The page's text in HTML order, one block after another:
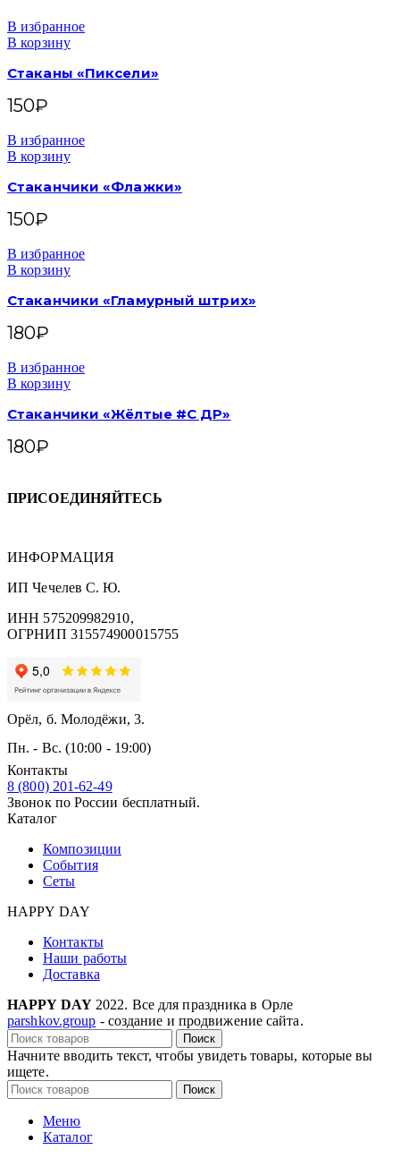
В избранное
В корзину
Стаканы «Пиксели»
150₽
В избранное
В корзину
Стаканчики «Флажки»
150₽
В избранное
В корзину
Стаканчики «Гламурный штрих»
180₽
В избранное
В корзину
Стаканчики «Жёлтые #С ДР»
180₽
ПРИСОЕДИНЯЙТЕСЬ
ИНФОРМАЦИЯ
ИП Чечелев С. Ю.
ИНН 575209982910,
ОГРНИП 315574900015755
Орёл, б. Молодёжи, 3.
Пн. - Вс. (10:00 - 19:00)
Контакты
8 (800) 201-62-49
Звонок по России бесплатный.
Каталог
Композиции
События
Сеты
HAPPY DAY
Контакты
Наши работы
Доставка
HAPPY DAY 2022. Все для праздника в Орле
parshkov.group - создание и продвижение сайта.
Поиск
Начните вводить текст, чтобы увидеть товары, которые вы
ищете.
Поиск
Меню
Каталог